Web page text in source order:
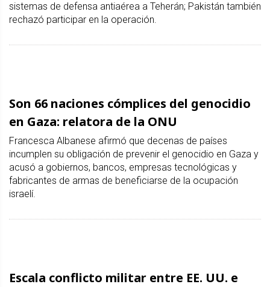
sistemas de defensa antiaérea a Teherán; Pakistán también
rechazó participar en la operación.
Son 66 naciones cómplices del genocidio
en Gaza: relatora de la ONU
Francesca Albanese afirmó que decenas de países
incumplen su obligación de prevenir el genocidio en Gaza y
acusó a gobiernos, bancos, empresas tecnológicas y
fabricantes de armas de beneficiarse de la ocupación
israelí.
Escala conflicto militar entre EE. UU. e